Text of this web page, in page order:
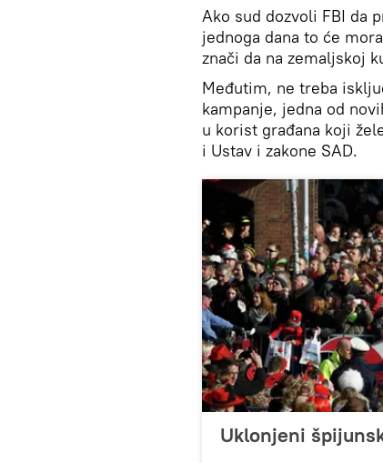
Ako sud dozvoli FBI da
jednoga dana to će
znači da na zemaljskoj
Međutim, ne treba
kampanje, jedna od
u korist građana koji
i Ustav i zakone SAD.
Uklonjeni